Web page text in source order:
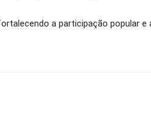
a participação popular